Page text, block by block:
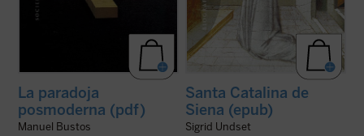
La paradoja
posmoderna (pdf)
Manuel Bustos
Santa Catalina de
Siena (epub)
Sigrid Undset